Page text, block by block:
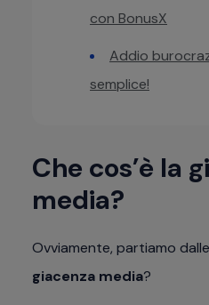
con BonusX
Addio
semplice!
Che cos’è la
media?
Ovviamente, partiamo
giacenza media?